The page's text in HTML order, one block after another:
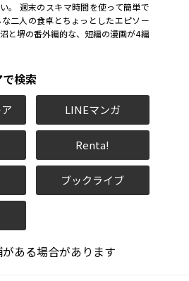
。 週末のスキマ時間を使って簡単で
二人の食卓とちょっとしたエピソー
と堺の番外編的な、短編の漫画が4編
検索
LINEマンガ
Renta!
ブックライブ
ある場合があります